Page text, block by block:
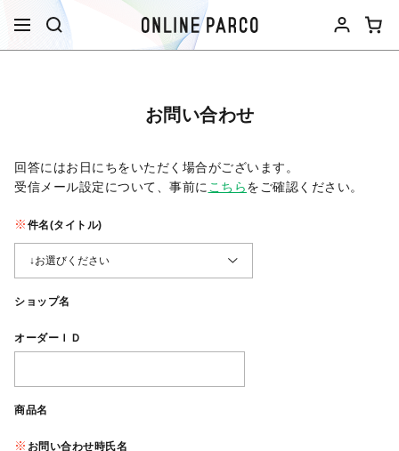
お問い合わせ
回答にはお日にちをいただく場合がございます。
受信メール設定について、事前に こちらをご確認ください。​
件名(タイトル)
ショップ名
オーダーＩＤ
商品名
お問い合わせ時氏名